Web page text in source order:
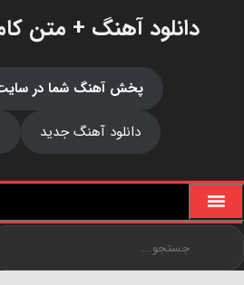
دانلود آهنگ + متن
پخش آهنگ شما در
دانلود آهنگ جدید